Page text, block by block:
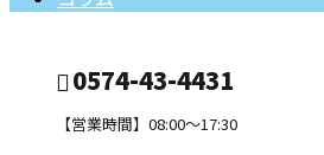
0574-43-4431
【営業時間】08:00～17:30